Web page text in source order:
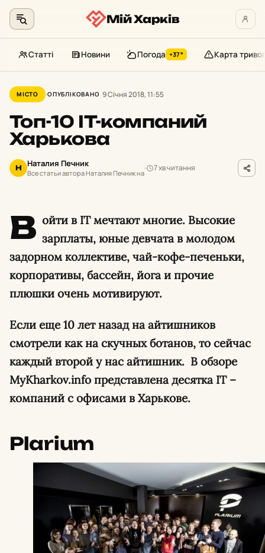
до
контенту
Мій Харків
Статті Новини Погода +37° Карта тривог
МІСТО ОПУБЛІКОВАНО 9 Січня 2018, 11:55
Топ-10 IT-компаний
Харькова
Н Наталия Печник
Все статьи автора Наталия Печник на
7 хв читання
В ойти в IT мечтают многие. Высокие
зарплаты, юные девчата в молодом
задорном коллективе, чай-кофе-печеньки,
корпоративы, бассейн, йога и прочие
плюшки очень мотивируют.
Если еще 10 лет назад на айтишников
смотрели как на скучных ботанов, то сейчас
каждый второй у нас айтишник. В обзоре
MyKharkov.info представлена десятка IT –
компаний с офисами в Харькове.
Plarium